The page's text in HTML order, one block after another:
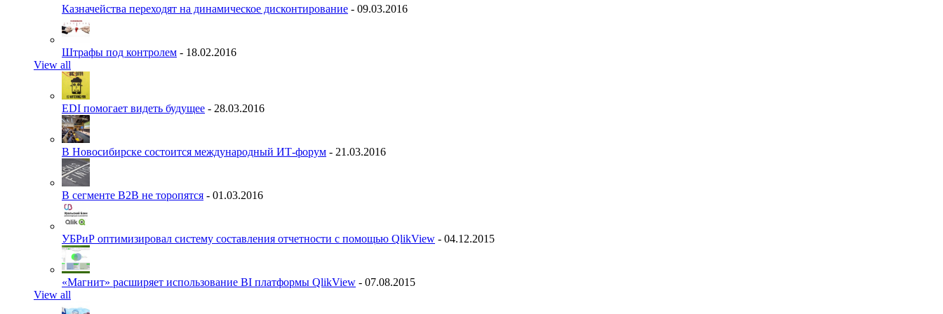
Казначейства переходят на динамическое дисконтирование - 09.03.2016
Штрафы под контролем - 18.02.2016
View all
EDI помогает видеть будущее - 28.03.2016
В Новосибирске состоится международный ИТ-форум - 21.03.2016
В сегменте B2B не торопятся - 01.03.2016
УБРиР оптимизировал систему составления отчетности с помощью QlikView - 04.12.2015
«Магнит» расширяет использование BI платформы QlikView - 07.08.2015
View all